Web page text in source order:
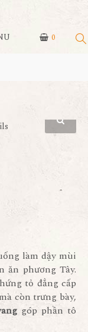
0
làm dậy mùi
ăn phương Tây.
tỏ đẳng cấp
còn trưng bày,
góp phần tô